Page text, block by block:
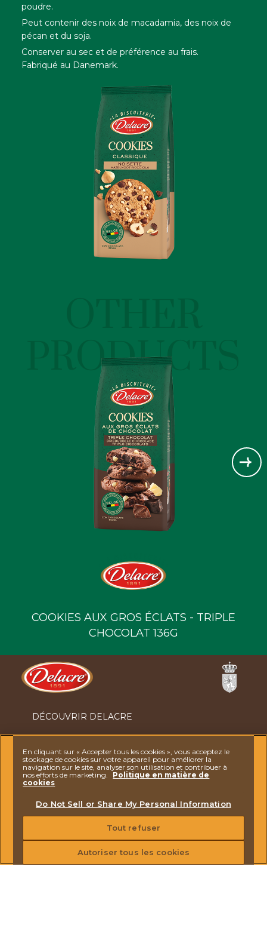
poudre.
Peut contenir des noix de macadamia, des noix de
pécan et du soja.
Conserver au sec et de préférence au frais.
Fabriqué au Danemark.
PRODUCTS
COOKIES AUX GROS ÉCLATS - TRIPLE
CHOCOLAT 136G
DÉCOUVRIR DELACRE
NOS BISCUITS
ACTUALITÉS
CONTACTEZ-NOUS
REJOIGNEZ-NOUS
En cliquant sur « Accepter tous les cookies », vous acceptez le
stockage de cookies sur votre appareil pour améliorer la
navigation sur le site, analyser son utilisation et contribuer à
nos efforts de marketing.
Politique en matière de
cookies
Do Not Sell or Share My Personal Information
Tout refuser
Autoriser tous les cookies